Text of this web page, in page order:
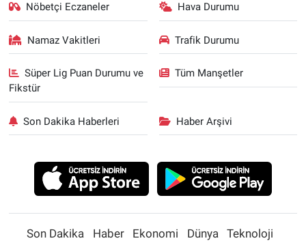
Nöbetçi Eczaneler Hava Durumu
Namaz Vakitleri Trafik Durumu
Süper Lig Puan Durumu ve
Fikstür
Tüm Manşetler
Son Dakika Haberleri Haber Arşivi
Son Dakika Haber Ekonomi Dünya
Teknoloji